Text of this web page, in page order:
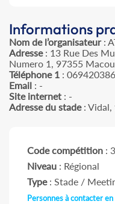
Informations
Nom de l’organisateur:
Adresse: 13 Rue Des
Numero 1, 97355
Téléphone 1 :
Email : -
Site internet : -
Adresse du stade: Vidal,
Code compétition :
Niveau : Régional
Type: Stade /
Personnes à contacter